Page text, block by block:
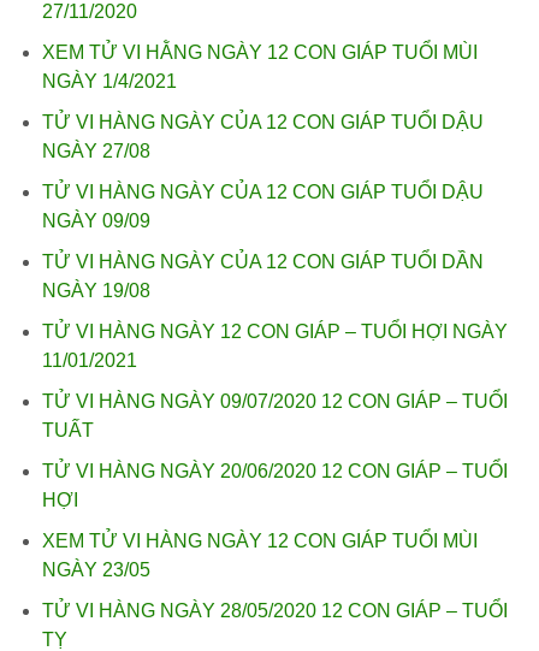
27/11/2020
XEM TỬ VI HẰNG NGÀY 12 CON GIÁP TUỔI MÙI
NGÀY 1/4/2021
TỬ VI HÀNG NGÀY CỦA 12 CON GIÁP TUỔI DẬU
NGÀY 27/08
TỬ VI HÀNG NGÀY CỦA 12 CON GIÁP TUỔI DẬU
NGÀY 09/09
TỬ VI HÀNG NGÀY CỦA 12 CON GIÁP TUỔI DẦN
NGÀY 19/08
TỬ VI HÀNG NGÀY 12 CON GIÁP – TUỔI HỢI NGÀY
11/01/2021
TỬ VI HÀNG NGÀY 09/07/2020 12 CON GIÁP – TUỔI
TUẤT
TỬ VI HÀNG NGÀY 20/06/2020 12 CON GIÁP – TUỔI
HỢI
XEM TỬ VI HÀNG NGÀY 12 CON GIÁP TUỔI MÙI
NGÀY 23/05
TỬ VI HÀNG NGÀY 28/05/2020 12 CON GIÁP – TUỔI
TỴ